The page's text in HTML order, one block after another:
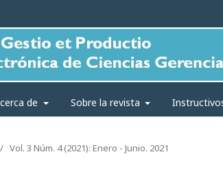
de Sobre la revista
/ Vol. 3 Núm. 4 (2021): Enero - Junio. 2021